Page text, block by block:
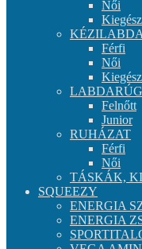
Női
KÉZILABDA
Férfi
Női
Felnőtt
Junior
RUHÁZAT
Férfi
Női
TÁSKÁK,
SQUEEZY
ENERGIA
ENERGIA